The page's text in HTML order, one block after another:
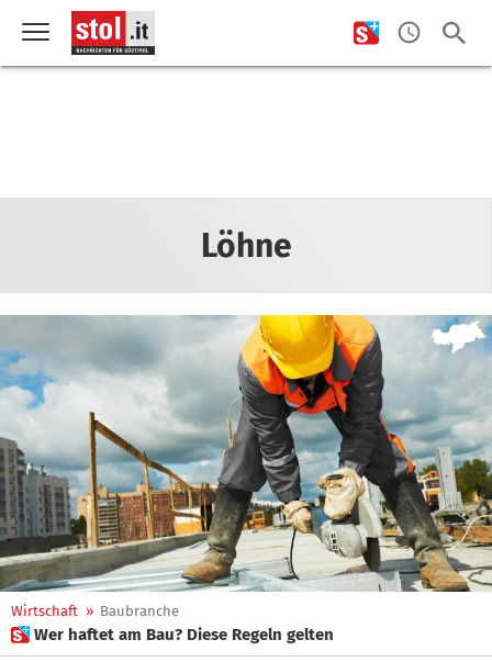
Löhne
Wirtschaft » Baubranche
 Wer haftet am Bau? Diese Regeln gelten